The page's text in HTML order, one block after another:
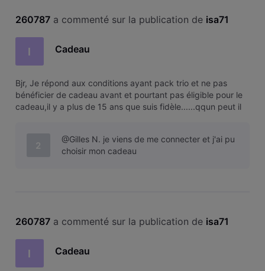
260787 a commenté sur la publication de isa71
I Cadeau
Bjr, Je répond aux conditions ayant pack trio et ne pas
bénéficier de cadeau avant et pourtant pas éligible pour le
cadeau,il y a plus de 15 ans que suis fidèle......qqun peut il
2
@Gilles N. je viens de me connecter et j'ai pu
choisir mon cadeau
260787 a commenté sur la publication de isa71
I Cadeau